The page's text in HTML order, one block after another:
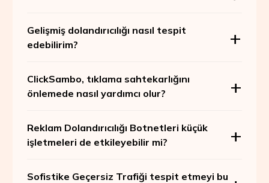
Gelişmiş dolandırıcılığı nasıl tespit
edebilirim?
ClickSambo, tıklama sahtekarlığını
önlemede nasıl yardımcı olur?
Reklam Dolandırıcılığı Botnetleri küçük
işletmeleri de etkileyebilir mi?
Sofistike Geçersiz Trafiği tespit etmeyi bu